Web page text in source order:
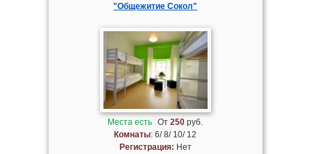
"Общежитие Сокол"
Места есть От250 руб.
Комнаты: 6/ 8/ 10/ 12
Регистрация: Нет